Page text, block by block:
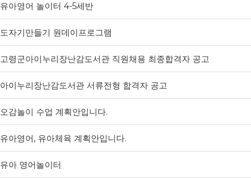
유아영어 놀이터 4-5세반
도자기만들기 원데이프로그램
고령군아이누리장난감도서관 직원채용 최종합격자 공고
아이누리장난감도서관 서류전형 합격자 공고
오감놀이 수업 계획안입니다.
유아영어, 유아체육 계획안입니다.
유아 영어놀이터